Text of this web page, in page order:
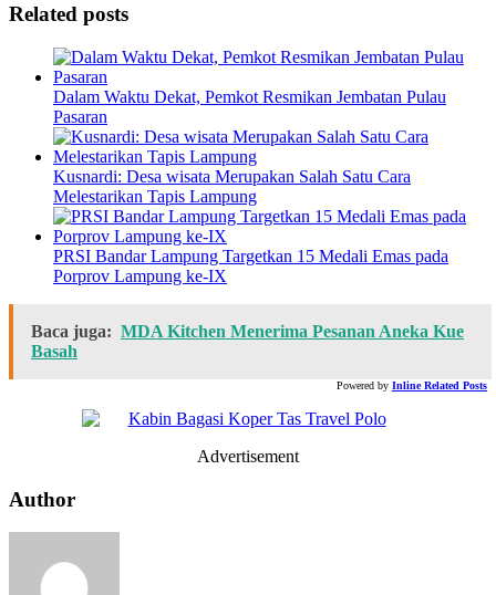
Related posts
Dalam Waktu Dekat, Pemkot Resmikan Jembatan Pulau
Pasaran
Kusnardi: Desa wisata Merupakan Salah Satu Cara
Melestarikan Tapis Lampung
PRSI Bandar Lampung Targetkan 15 Medali Emas pada
Porprov Lampung ke-IX
Baca juga: MDA Kitchen Menerima Pesanan Aneka Kue
Basah
Powered by Inline Related Posts
Advertisement
Author